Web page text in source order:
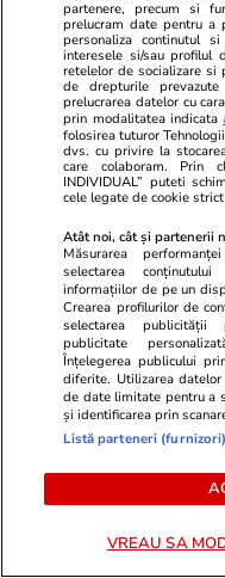
tranșat definitiv
Politică
Cum a apărut
Grădinaru la
președinta Indiei,
Murmu, la Palatul
Motivul pentru care
rochie galbenă
PARTENERI
partenere, precum si
prelucram date pentru a
personaliza continutul
interesele si/sau profilul
retelelor de socializare si
de drepturile
prelucrarea datelor cu
prin modalitatea indicata
folosirea tuturor
dvs. cu privire la
care colaboram. Prin
INDIVIDUAL” puteti
cele legate de cookie
Atât noi, cât și partenerii
Măsurarea
selectarea
informațiilor de pe un
Crearea profilurilor de
selectarea publicității
publicitate
Înțelegerea publicului
diferite. Utilizarea
de date limitate pentru a
și identificarea prin
Listă parteneri (furnizori)
VREAU SA